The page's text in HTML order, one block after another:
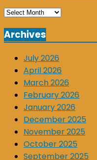
Archives
Archives
July 2026
April 2026
March 2026
February 2026
January 2026
December 2025
November 2025
October 2025
September 2025